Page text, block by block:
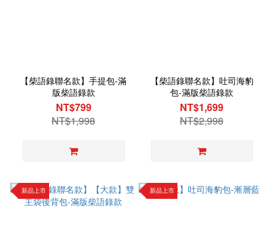
【柴語錄聯名款】手提包-滿
版柴語錄款
NT$799
NT$1,998
【柴語錄聯名款】吐司海豹
包-滿版柴語錄款
NT$1,699
NT$2,998
新品上市 新品上市